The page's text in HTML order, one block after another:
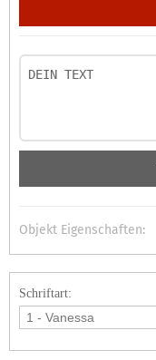
Objekt Eigenschaften:
Schriftart: